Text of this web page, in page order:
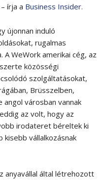
írja a Business Insider.
újonnan induló
rugalmas
WeWork amerikai cég, az
közösségi
szolgáltatásokat,
Brüsszelben,
városban vannak
az volt, hogy az
irodateret béreltek ki
vállalkozásnak
anyavállal által létrehozott